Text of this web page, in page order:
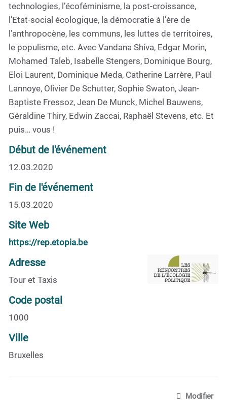
technologies, l’écoféminisme, la post-croissance,
l’Etat-social écologique, la démocratie à l’ère de
l’anthropocène, les communs, les luttes de territoires,
le populisme, etc. Avec Vandana Shiva, Edgar Morin,
Mohamed Taleb, Isabelle Stengers, Dominique Bourg,
Eloi Laurent, Dominique Meda, Catherine Larrère, Paul
Lannoye, Olivier De Schutter, Sophie Swaton, Jean-
Baptiste Fressoz, Jean De Munck, Michel Bauwens,
Géraldine Thiry, Edwin Zaccai, Raphaël Stevens, etc. Et
puis… vous !
Début de l'événement
12.03.2020
Fin de l'événement
15.03.2020
Site Web
https://rep.etopia.be
Adresse
Tour et Taxis
Code postal
1000
Ville
Bruxelles
Modifier